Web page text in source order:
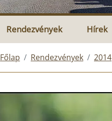
Rendezvények Hírek
Főlap Rendezvények 2014